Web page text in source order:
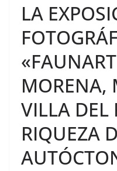
LA
MORENA,
VILLA DEL
RIQUEZA